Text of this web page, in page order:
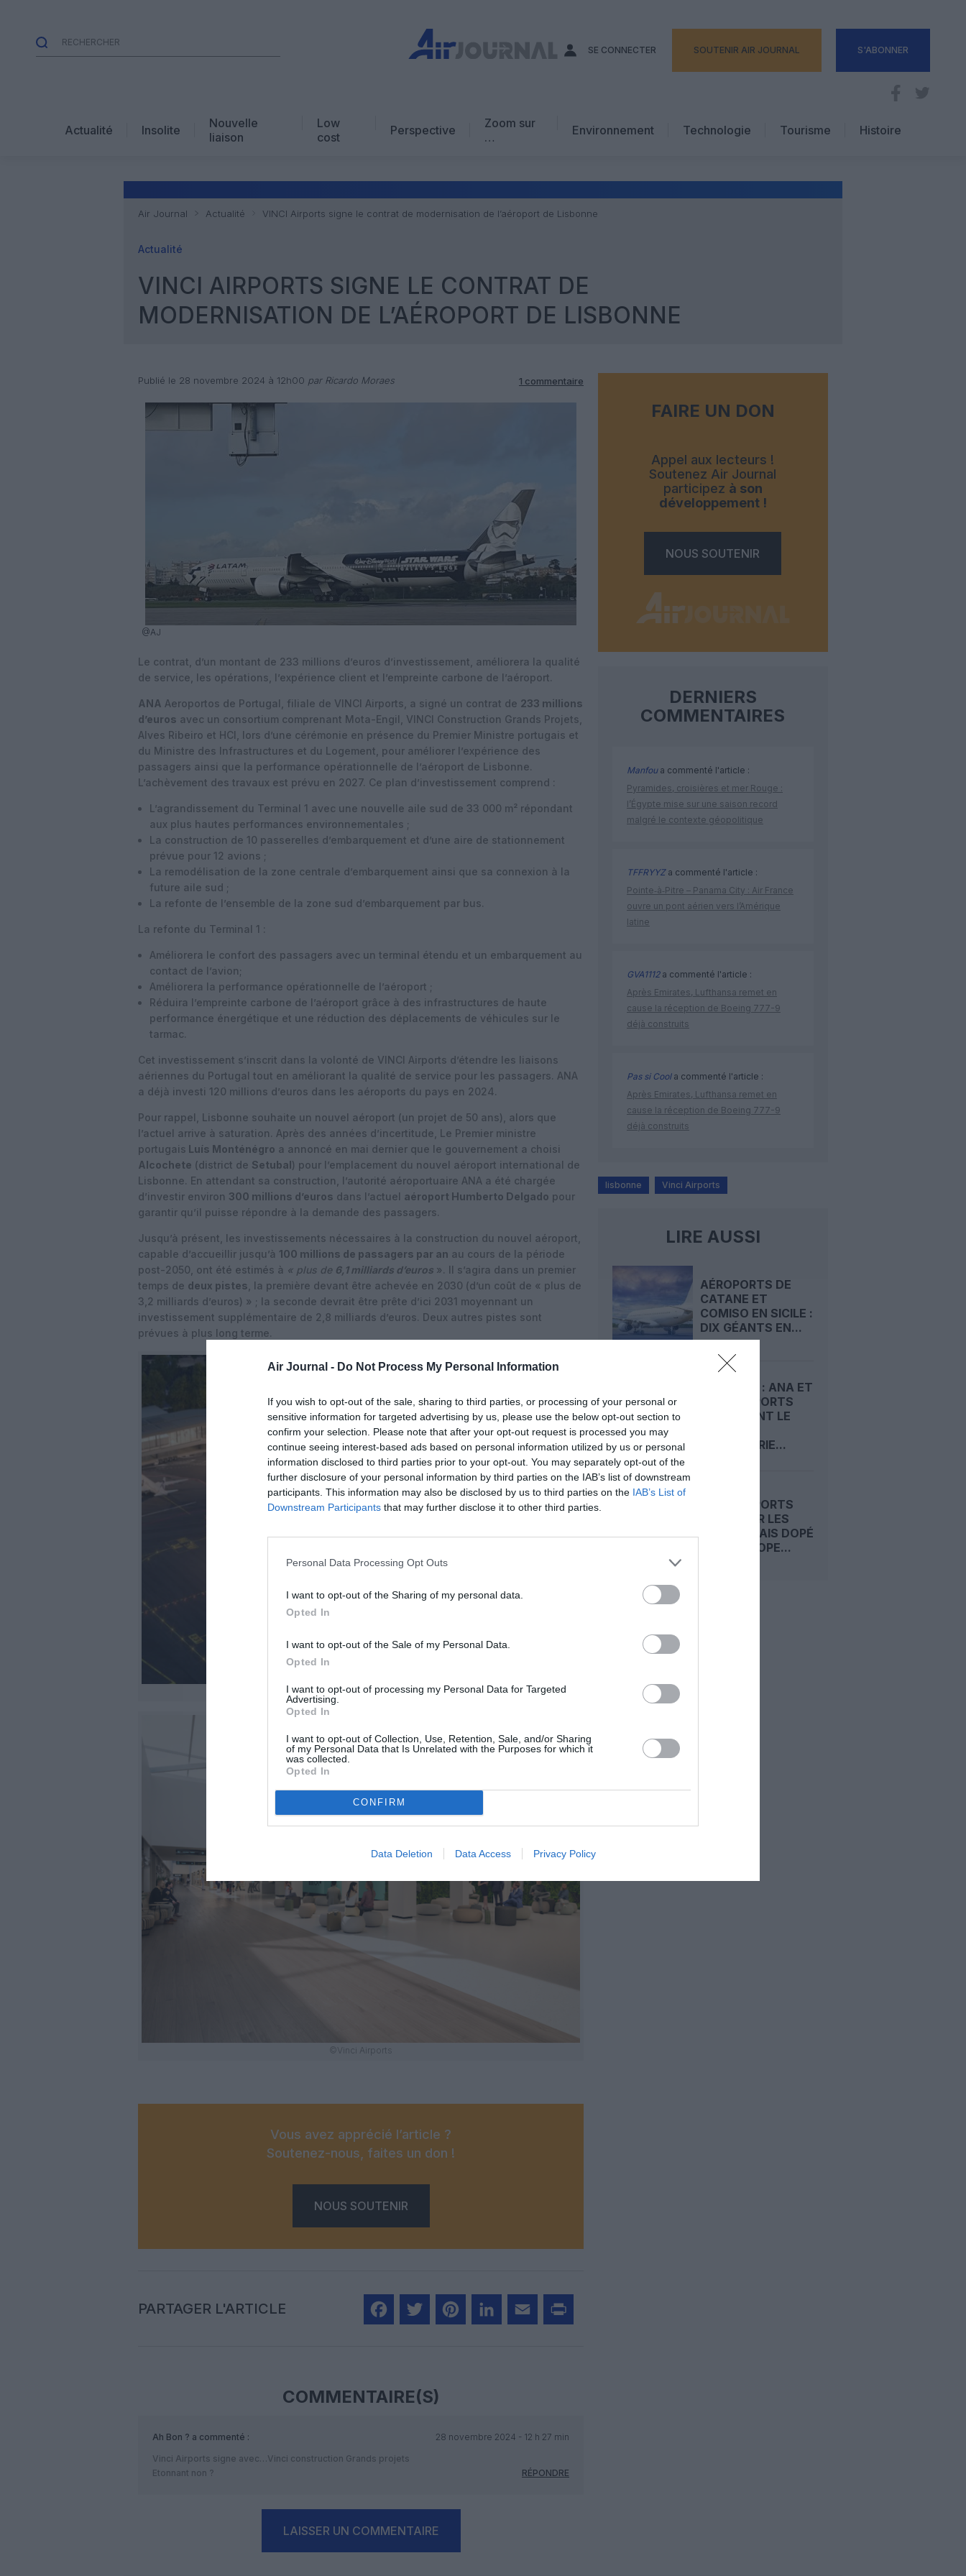
Air Journal - Do Not Process My Personal Information
If you wish to opt-out of the sale, sharing to third parties, or processing of your personal or
sensitive information for targeted advertising by us, please use the below opt-out section to
confirm your selection. Please note that after your opt-out request is processed you may
continue seeing interest-based ads based on personal information utilized by us or personal
information disclosed to third parties prior to your opt-out. You may separately opt-out of the
further disclosure of your personal information by third parties on the IAB’s list of downstream
participants. This information may also be disclosed by us to third parties on the IAB’s List of
Downstream Participants that may further disclose it to other third parties.
Personal Data Processing Opt Outs
I want to opt-out of the Sharing of my personal data.
Opted In
I want to opt-out of the Sale of my Personal Data.
Opted In
I want to opt-out of processing my Personal Data for Targeted
Advertising.
Opted In
I want to opt-out of Collection, Use, Retention, Sale, and/or Sharing
of my Personal Data that Is Unrelated with the Purposes for which it
was collected.
Opted In
CONFIRM
Data Deletion Data Access Privacy Policy
SE CONNECTER SOUTENIR AIR JOURNAL S'ABONNER
Actualité Insolite
Nouvelle
liaison
Low
cost
Perspective
Zoom sur
…
Avis d’expert
Environnement Technologie
Tourisme
Hôtellerie
Histoire
Air Journal Actualité VINCI Airports signe le contrat de modernisation de l’aéroport de Lisbonne
Actualité
VINCI AIRPORTS SIGNE LE CONTRAT DE
MODERNISATION DE L’AÉROPORT DE LISBONNE
Publié le 28 novembre 2024 à 12h00 par Ricardo Moraes 1 commentaire
@AJ
Le contrat, d’un montant de 233 millions d’euros d’investissement, améliorera la qualité
de service, les opérations, l’expérience client et l’empreinte carbone de l’aéroport.
ANA Aeroportos de Portugal, filiale de VINCI Airports, a signé un contrat de 233 millions
d’euros avec un consortium comprenant Mota-Engil, VINCI Construction Grands Projets,
Alves Ribeiro et HCI, lors d’une cérémonie en présence du Premier Ministre portugais et
du Ministre des Infrastructures et du Logement, pour améliorer l’expérience des
passagers ainsi que la performance opérationnelle de l’aéroport de Lisbonne.
L’achèvement des travaux est prévu en 2027. Ce plan d’investissement comprend :
L’agrandissement du Terminal 1 avec une nouvelle aile sud de 33 000 m² répondant
aux plus hautes performances environnementales ;
La construction de 10 passerelles d’embarquement et d’une aire de stationnement
prévue pour 12 avions ;
La remodélisation de la zone centrale d’embarquement ainsi que sa connexion à la
future aile sud ;
La refonte de l’ensemble de la zone sud d’embarquement par bus.
La refonte du Terminal 1 :
Améliorera le confort des passagers avec un terminal étendu et un embarquement au
contact de l’avion;
Améliorera la performance opérationnelle de l’aéroport ;
Réduira l’empreinte carbone de l’aéroport grâce à des infrastructures de haute
performance énergétique et une réduction des déplacements de véhicules sur le
tarmac.
Cet investissement s’inscrit dans la volonté de VINCI Airports d’étendre les liaisons
aériennes du Portugal tout en améliorant la qualité de service pour les passagers. ANA
a déjà investi 120 millions d’euros dans les aéroports du pays en 2024.
Pour rappel, Lisbonne souhaite un nouvel aéroport (un projet de 50 ans), alors que
l’actuel arrive à saturation. Après des années d’incertitude, Le Premier ministre
portugais Luís Monténégro a annoncé en mai dernier que le gouvernement a choisi
Alcochete (district de Setubal) pour l’emplacement du nouvel aéroport international de
Lisbonne. En attendant sa construction, l’autorité aéroportuaire ANA a été chargée
d’investir environ 300 millions d’euros dans l’actuel aéroport Humberto Delgado pour
garantir qu’il puisse répondre à la demande des passagers.
Jusqu’à présent, les investissements nécessaires à la construction du nouvel aéroport,
capable d’accueillir jusqu’à 100 millions de passagers par an au cours de la période
post-2050, ont été estimés à « plus de 6,1 milliards d’euros ». Il s’agira dans un premier
temps de deux pistes , la première devant être achevée en 2030 (d’un coût de « plus de
3,2 milliards d’euros) » ; la seconde devrait être prête d’ici 2031 moyennant un
investissement supplémentaire de 2,8 milliards d’euros. Deux autres pistes sont
prévues à plus long terme.
©Vinci Airports
©Vinci Airports
Vous avez apprécié l’article ?
Soutenez-nous, faites un don !
NOUS SOUTENIR
PARTAGER L'ARTICLE
COMMENTAIRE(S)
Ah Bon ? a commenté :
28 novembre 2024 - 12 h 27 min
Vinci Airports signe avec…Vinci construction Grands projets
Etonnant non ?
RÉPONDRE
LAISSER UN COMMENTAIRE
FAIRE UN DON
Appel aux lecteurs !
Soutenez Air Journal
participez à son
développement !
NOUS SOUTENIR
DERNIERS
COMMENTAIRES
Manfoua commenté l'article :
Pyramides, croisières et mer Rouge :
l’Égypte mise sur une saison record
malgré le contexte géopolitique
TFFRYYZa commenté l'article :
Pointe‑à‑Pitre – Panama City : Air France
ouvre un pont aérien vers l’Amérique
latine
GVA1112a commenté l'article :
Après Emirates, Lufthansa remet en
cause la réception de Boeing 777-9
déjà construits
Pas si Coola commenté l'article :
Après Emirates, Lufthansa remet en
cause la réception de Boeing 777-9
déjà construits
lisbonne Vinci Airports
LIRE AUSSI
AÉROPORTS DE
CATANE ET
COMISO EN SICILE :
DIX GÉANTS EN...
LISBONNE : ANA ET
VINCI AIRPORTS
REMETTENT LE
D’INGÉNIERIE...
VINCI AIRPORTS
FREINÉ PAR LES
CRISES, MAIS DOPÉ
PAR L’EUROPE...